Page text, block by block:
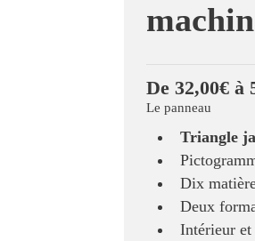
De 32,00€ à
Le panneau
Triangle
Dix
Deux
Intérieur